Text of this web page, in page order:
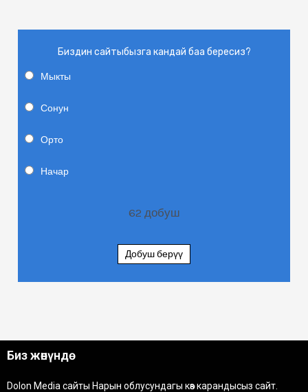
Биздин сайтыбызга кандай баа бересиз?
Мыкты
Сонун
Орто
Начар
62 добуш
Добуш берүү
Биз жөнүндө
Dolon Media сайты Нарын облусундагы көз карандысыз сайт.